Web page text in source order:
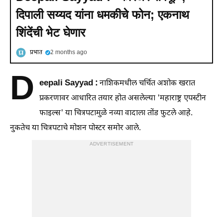
दिपाली सय्यद यांना धमकीचे फोन; एकनाथ
शिंदेंची भेट घेणार
प्रभात 2 months ago
D eepali Sayyad :नाशिकमधील चर्चित अशोक खरात
प्रकरणावर आधारित तयार होत असलेल्या 'महाराष्ट्र एपस्टीन
फाइल्स' या चित्रपटामुळे नव्या वादाला तोंड फुटले आहे.
नुकतेच या चित्रपटाचे मोशन पोस्टर समोर आले.
ADVERTISEMENT